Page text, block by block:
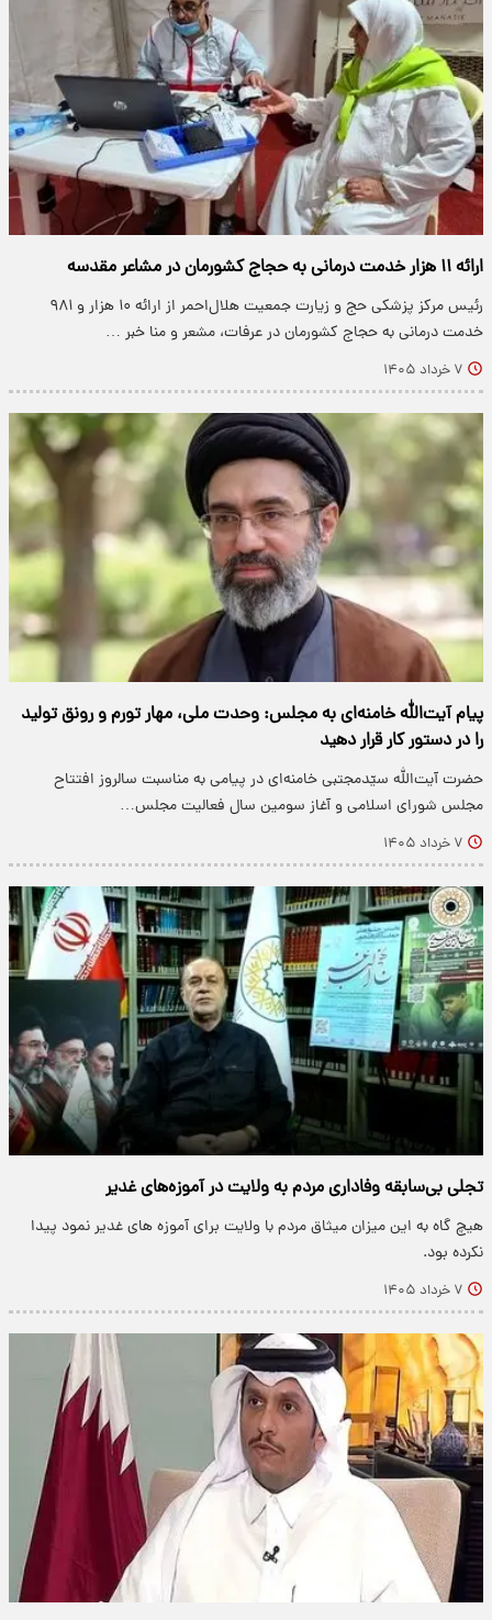
ارائه ۱۱ هزار خدمت درمانی به حجاج کشورمان در مشاعر مقدسه
رئیس مرکز پزشکی حج و زیارت جمعیت هلال‌احمر از ارائه ۱۰ هزار و ۹۸۱
خدمت درمانی به حجاج کشورمان در عرفات، مشعر و منا خبر …
۷ خرداد ۱۴۰۵
پیام آیت‌الله خامنه‌ای به مجلس: وحدت ملی، مهار تورم و رونق تولید
را در دستور کار قرار دهید
حضرت آیت‌الله سیّدمجتبی خامنه‌ای در پیامی به مناسبت سالروز افتتاح
مجلس شورای اسلامی و آغاز سومین سال فعالیت مجلس…
۷ خرداد ۱۴۰۵
تجلی بی‌سابقه وفاداری مردم به ولایت در آموزه‌های غدیر
هیچ گاه به این میزان میثاق مردم با ولایت برای آموزه های غدیر نمود پیدا
نکرده بود.
۷ خرداد ۱۴۰۵